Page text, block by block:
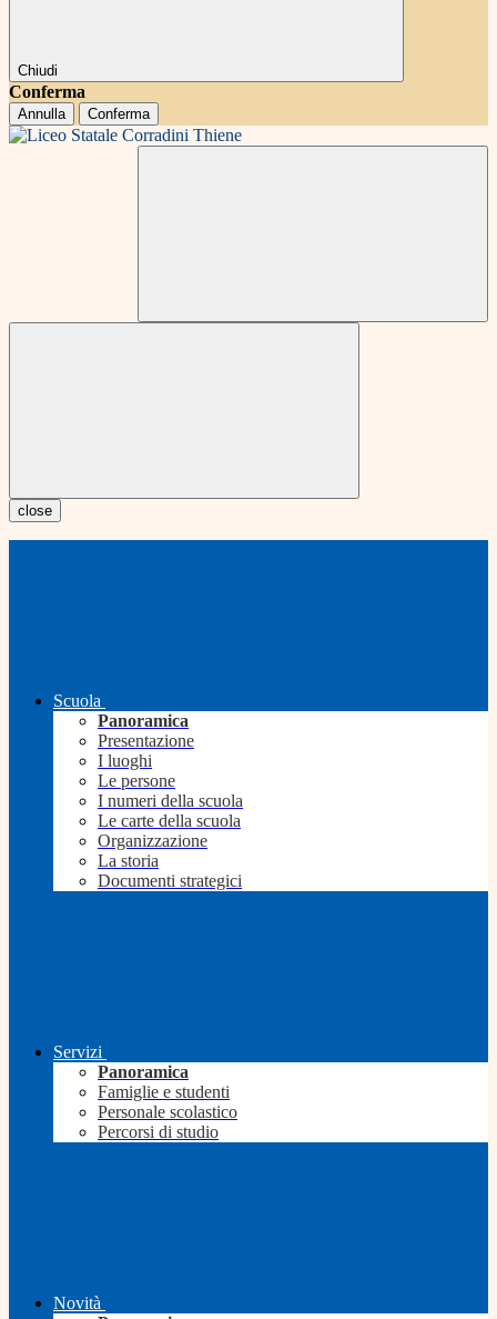
Chiudi
Conferma
Annulla Conferma
close
Scuola
Panoramica
Presentazione
I luoghi
Le persone
I numeri della scuola
Le carte della scuola
Organizzazione
La storia
Documenti strategici
Servizi
Panoramica
Famiglie e studenti
Personale scolastico
Percorsi di studio
Novità